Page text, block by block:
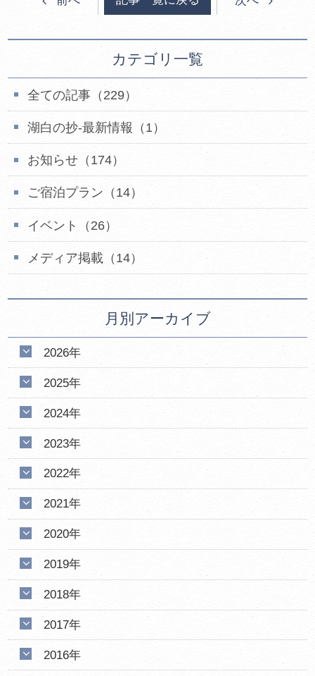
カテゴリ一覧
全ての記事（229）
湖白の抄‐最新情報（1）
お知らせ（174）
ご宿泊プラン（14）
イベント（26）
メディア掲載（14）
月別アーカイブ
2026年
2025年
2024年
2023年
2022年
2021年
2020年
2019年
2018年
2017年
2016年